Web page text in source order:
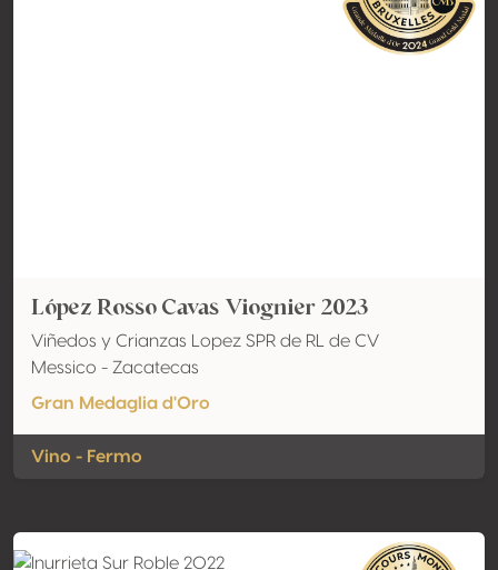
López Rosso Cavas Viognier 2023
Viñedos y Crianzas Lopez SPR de RL de CV
Messico - Zacatecas
Gran Medaglia d'Oro
Vino - Fermo